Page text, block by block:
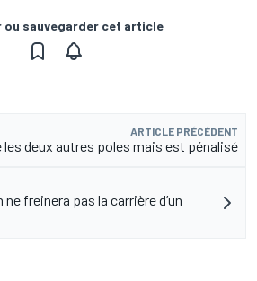
ou sauvegarder cet article
ARTICLE PRÉCÉDENT
deux autres poles mais est pénalisé
freinera pas la carrière d’un